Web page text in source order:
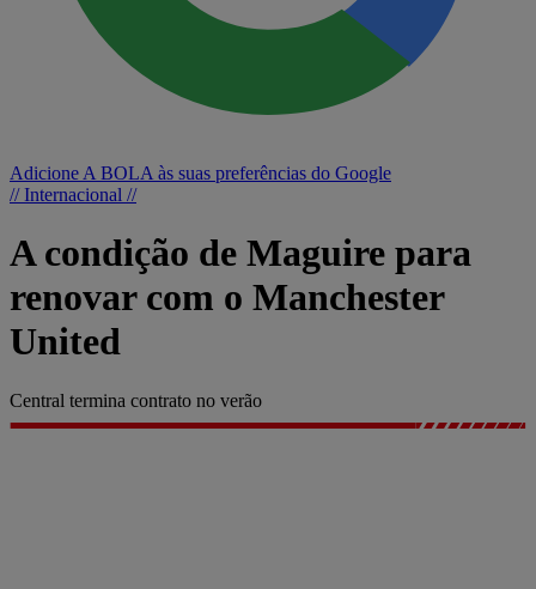
Adicione A BOLA às suas preferências do Google
// Internacional //
A condição de Maguire para
renovar com o Manchester
United
Central termina contrato no verão